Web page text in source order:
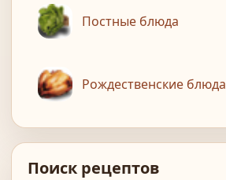
Постные блюда
Рождественские блюда
Поиск рецептов